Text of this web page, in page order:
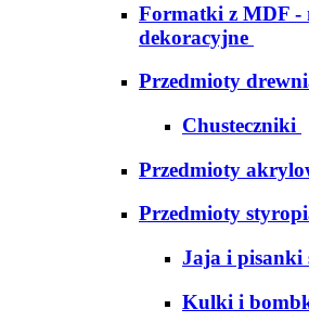
Formatki z MDF -
dekoracyjne
Przedmioty
Chusteczniki
Przedmioty
Przedmioty
Jaja i pisanki
Kulki i